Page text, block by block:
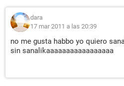
dara
17 mar 2011 a las 20:39
no me gusta habbo yo quiero
sin sanalikaaaaaaaaaaaaaaaaa